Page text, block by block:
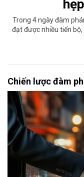
Trong 4 ngày đàm
đạt được nhiều tiến
Chiến lược đàm